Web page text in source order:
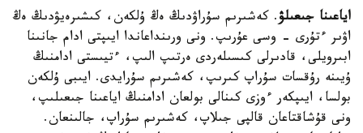
اياعىنا جىعىلۋ. كەشىرىم سۇراۋدىڭ ەڭ ۇلكەن، كىشىرەيۋدىڭ ەڭ
اۋىر ءتۇرى - وسى عۇرىپ. ونى ورىنداعاندا ايىپتى ادام جانىنا
ابىرويلى، قادىرلى كىسىلەردى ەرتىپ الىپ، ءتيىستى ادامنىڭ
ۇيىنە رۇقسات سۇراپ كىرىپ، كەشىرىم سۇرايدى. ايىبى ۇلكەن
بولسا، ايىپكەر ءوزى كىنالى بولعان ادامنىڭ اياعىنا جىعىلىپ،
ونى قۇشاقتاعان قالپى جىلاپ، كەشىرىم سۇراپ، جالىنعان.